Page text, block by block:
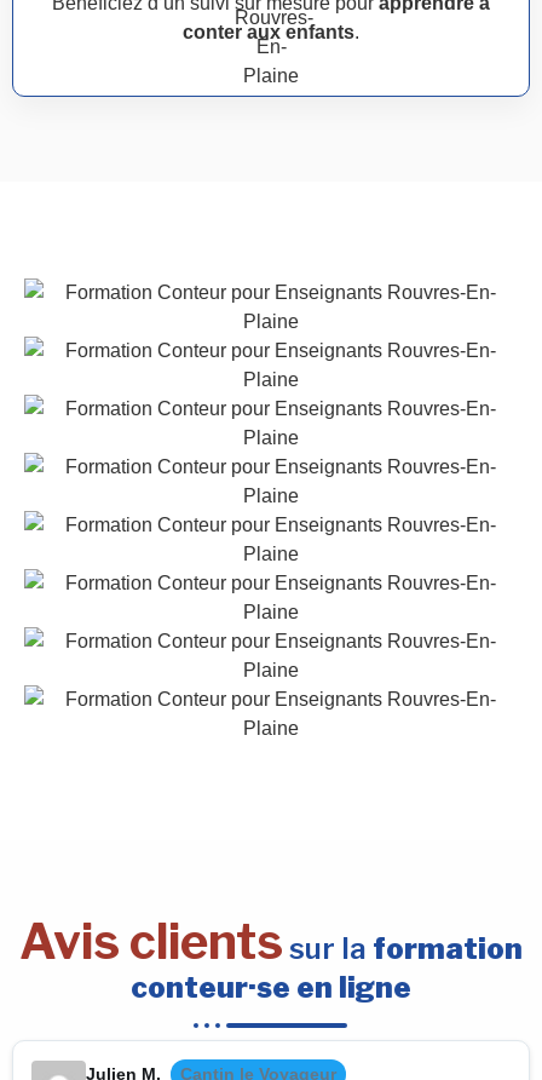
conter aux enfants.
Avis clients sur la formation
conteur·se en ligne
Julien M.
Cantin le Voyageur